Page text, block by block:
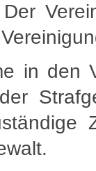
Der
in den